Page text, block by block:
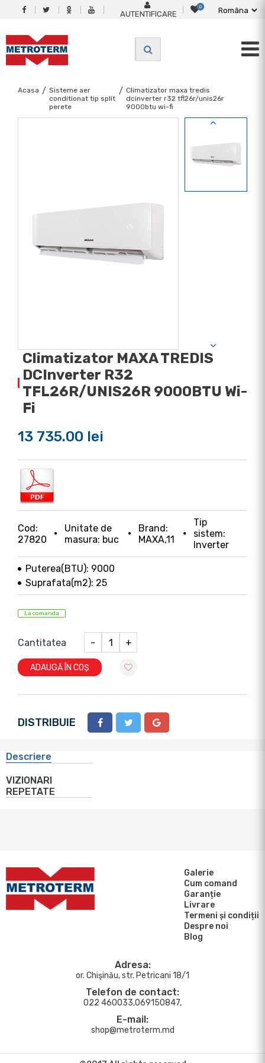
AUTENTIFICARE
0
Acasa / Sisteme aer
conditionat tip split
perete
/ Climatizator maxa tredis
dcinverter r32 tfl26r/unis26r
9000btu wi-fi
Climatizator MAXA TREDIS
DCInverter R32
TFL26R/UNIS26R 9000BTU Wi-
Fi
13 735.00 lei
Cod:
27820
Unitate de
masura: buc
Brand:
MAXA,11
Tip
sistem:
Inverter
Puterea(BTU): 9000
Suprafata(m2): 25
La comanda
Cantitatea - +
ADAUGĂ ÎN COȘ
DISTRIBUIE
Descriere
VIZIONARI
REPETATE
Galerie
Cum comand
Garanție
Livrare
Termeni și condiții
Despre noi
Blog
Adresa:
or. Chişinău, str. Petricani 18/1
Telefon de contact:
022 460033,069150847,
E-mail:
shop@metroterm.md